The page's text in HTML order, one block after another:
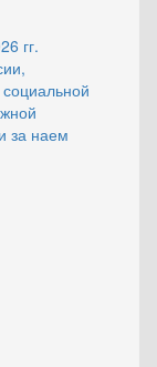
гг.
за наем